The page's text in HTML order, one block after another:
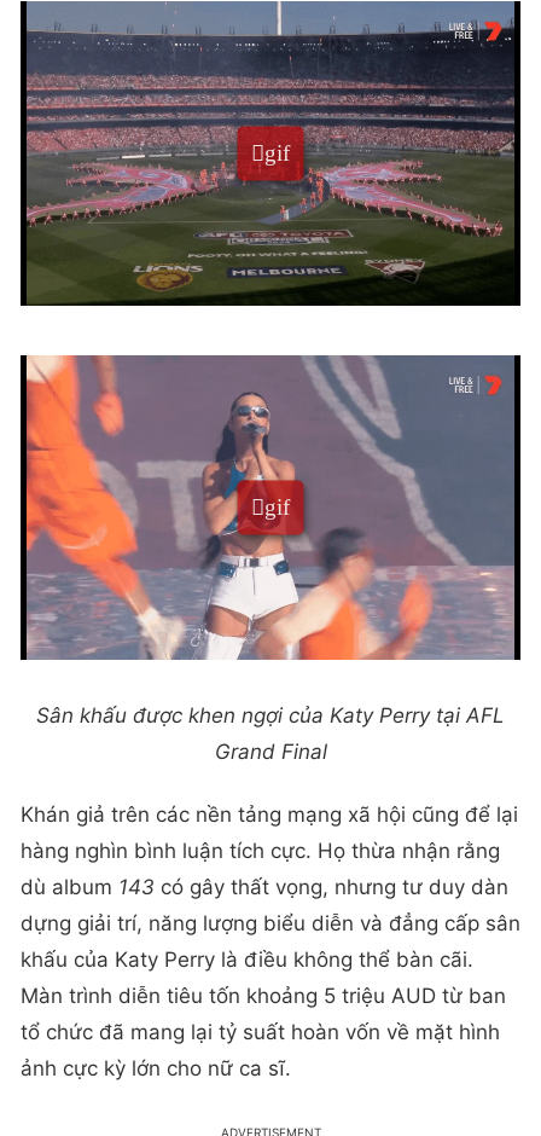
Sân khấu được khen ngợi của Katy Perry tại AFL
Grand Final
Khán giả trên các nền tảng mạng xã hội cũng để lại
hàng nghìn bình luận tích cực. Họ thừa nhận rằng
dù album 143có gây thất vọng, nhưng tư duy dàn
dựng giải trí, năng lượng biểu diễn và đẳng cấp sân
khấu của Katy Perry là điều không thể bàn cãi.
Màn trình diễn tiêu tốn khoảng 5 triệu AUD từ ban
tổ chức đã mang lại tỷ suất hoàn vốn về mặt hình